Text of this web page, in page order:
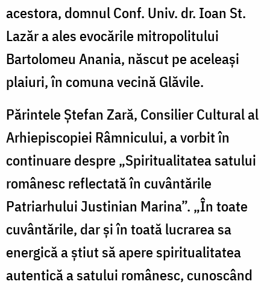
acestora, domnul Conf. Univ. dr. Ioan St.
Lazăr a ales evocările mitropolitului
Bartolomeu Anania, născut pe aceleași
plaiuri, în comuna vecină Glăvile.
Părintele Ștefan Zară, Consilier Cultural al
Arhiepiscopiei Râmnicului, a vorbit în
continuare despre „Spiritualitatea satului
românesc reflectată în cuvântările
Patriarhului Justinian Marina”. „În toate
cuvântările, dar și în toată lucrarea sa
energică a știut să apere spiritualitatea
autentică a satului românesc, cunoscând